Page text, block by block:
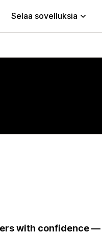
Selaa sovelluksia
with confidence